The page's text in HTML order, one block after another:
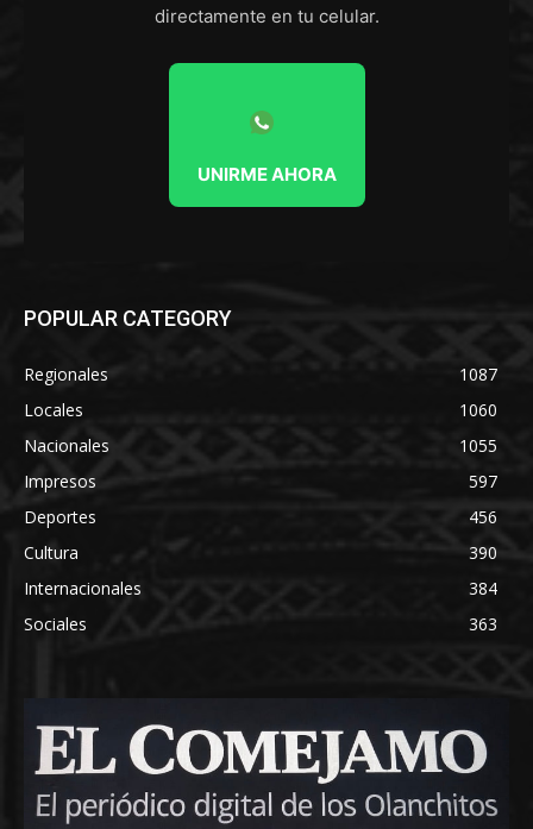
directamente en tu celular.
UNIRME AHORA
POPULAR CATEGORY
Regionales
1087
Locales
1060
Nacionales
1055
Impresos
597
Deportes
456
Cultura
390
Internacionales
384
Sociales
363